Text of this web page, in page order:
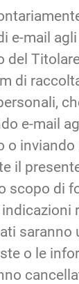
e-mail
del
di
e-mail
o inviando
il
scopo di
saranno
o le